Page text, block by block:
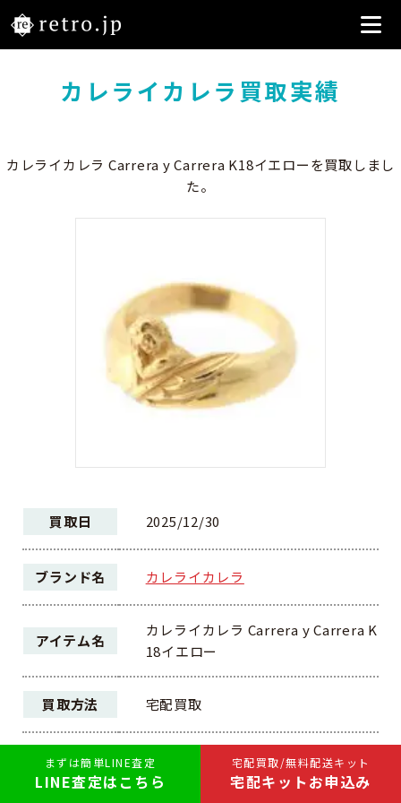
宅配買取/無料配送キット
宅配キットお申込み
まずは簡単LINE査定
LINE査定はこちら
カレライカレラ買取実績
カレライカレラ Carrera y Carrera K18イエローを買取しまし
た。
買取日 2025/12/30
ブランド名 カレライカレラ
アイテム名
カレライカレラ Carrera y Carrera K
18イエロー
買取方法 宅配買取
ランク AB